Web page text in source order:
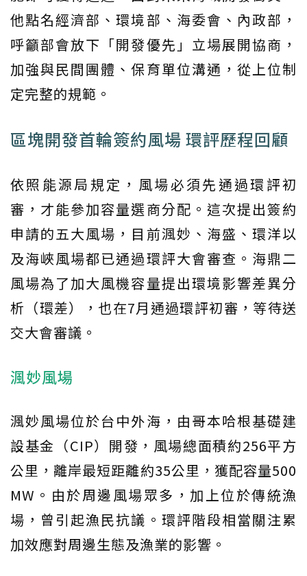
他點名經濟部、環境部、海委會、內政部，
呼籲部會放下「開發優先」立場展開協商，
加強與民間團體、保育單位溝通，從上位制
定完整的規範。
區塊開發首輪簽約風場 環評歷程回顧
依照能源局規定，風場必須先通過環評初
審，才能參加容量選商分配。這次提出簽約
申請的五大風場，目前渢妙、海盛、環洋以
及海峽風場都已通過環評大會審查。海鼎二
風場為了加大風機容量提出環境影響差異分
析（環差），也在7月通過環評初審，等待送
交大會審議。
渢妙風場
渢妙風場位於台中外海，由哥本哈根基礎建
設基金（CIP）開發，風場總面積約256平方
公里，離岸最短距離約35公里，獲配容量500
MW。由於周邊風場眾多，加上位於傳統漁
場，曾引起漁民抗議。環評階段相當關注累
加效應對周邊生態及漁業的影響。